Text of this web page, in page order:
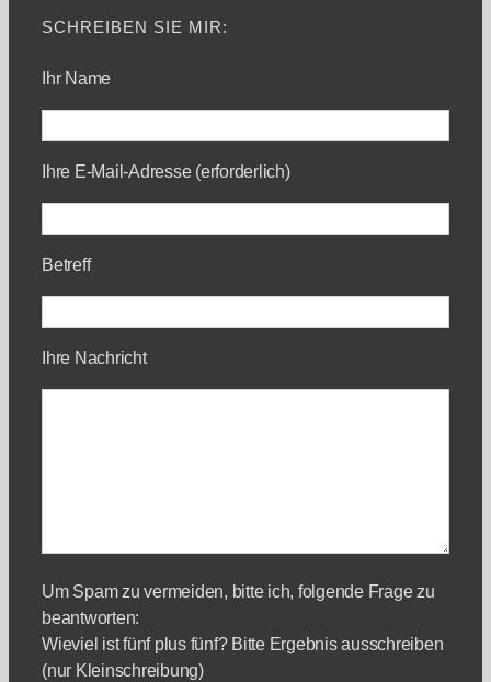
SCHREIBEN SIE MIR:
Ihr Name
Ihre E-Mail-Adresse (erforderlich)
Betreff
Ihre Nachricht
Um Spam zu vermeiden, bitte ich, folgende Frage zu
beantworten:
Wieviel ist fünf plus fünf? Bitte Ergebnis ausschreiben
(nur Kleinschreibung)